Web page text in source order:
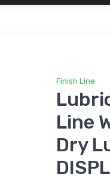
Finish Line
Line
Dry